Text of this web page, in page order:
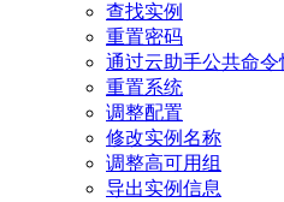
查找实例
重置密码
通过云助手公共命
重置系统
调整配置
修改实例名称
调整高可用组
导出实例信息